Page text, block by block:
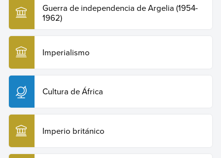
Guerra de independencia de Argelia (1954-
1962)
Imperialismo
Cultura de África
Imperio británico